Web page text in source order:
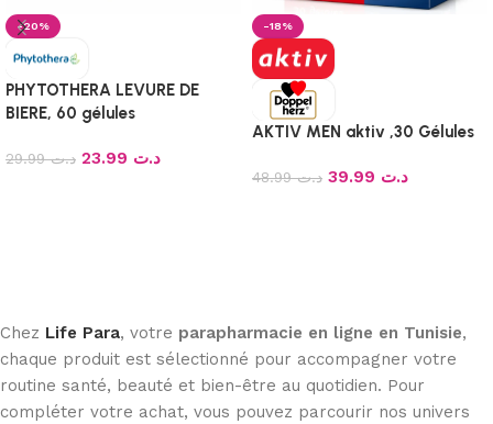
-20%
PHYTOTHERA LEVURE DE
BIERE, 60 gélules
د.ت29.99 د.ت
-18%
AKTIV MEN aktiv ,30 Gélules
د.ت48.99 د.ت
Chez Life Para, votre parapharmacie en ligne en Tunisie,
chaque produit est sélectionné pour accompagner votre
routine santé, beauté et bien-être au quotidien. Pour
compléter votre achat, vous pouvez parcourir nos univers